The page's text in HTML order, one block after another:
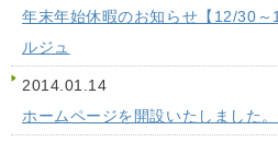
年末年始休暇のお知らせ【12/30～
ルジュ
2014.01.14
ホームページを開設いたしました。